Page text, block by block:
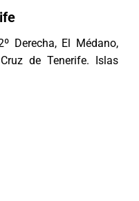
Derecha, El Médano,
de Tenerife. Islas